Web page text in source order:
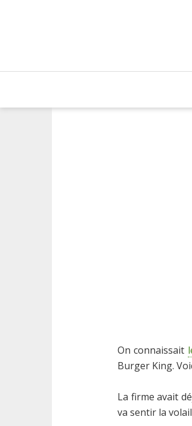
On connaissait
Burger King.
La firme avait
va sentir la